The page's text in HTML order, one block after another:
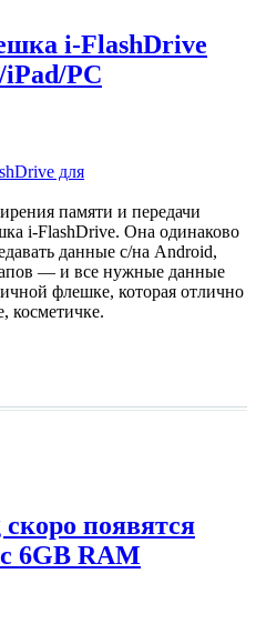
i-FlashDrive
PC
памяти и передачи
i-FlashDrive. Она одинаково
данные с/на Android,
— и все нужные данные
флешке, которая отлично
косметичке.
скоро появятся
6GB RAM